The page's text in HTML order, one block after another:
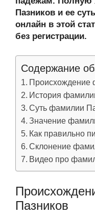
Пазников и ее
онлайн в этой
без регистрации.
Содержание
Происхождение
История
Суть фамилии
Значение
Как правильно
Склонение
Видео про
Пазников